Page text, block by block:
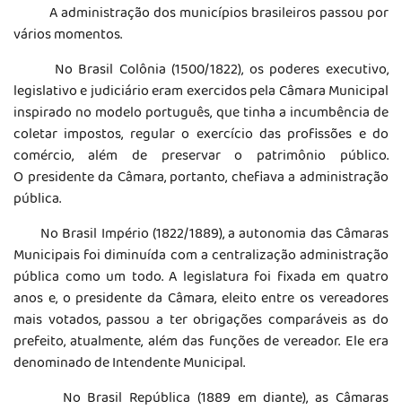
A administração dos municípios brasileiros passou por
vários momentos.
No Brasil Colônia (1500/1822), os poderes executivo,
legislativo e judiciário eram exercidos pela Câmara Municipal
inspirado no modelo português, que tinha a incumbência de
coletar impostos, regular o exercício das profissões e do
comércio, além de preservar o patrimônio público.
O presidente da Câmara, portanto, chefiava a administração
pública.
No Brasil Império (1822/1889), a autonomia das Câmaras
Municipais foi diminuída com a centralização administração
pública como um todo. A legislatura foi fixada em quatro
anos e, o presidente da Câmara, eleito entre os vereadores
mais votados, passou a ter obrigações comparáveis as do
prefeito, atualmente, além das funções de vereador. Ele era
denominado de Intendente Municipal.
No Brasil República (1889 em diante), as Câmaras